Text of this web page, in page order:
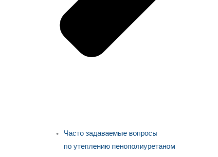
Часто задаваемые вопросы
по утеплению пенополиуретаном